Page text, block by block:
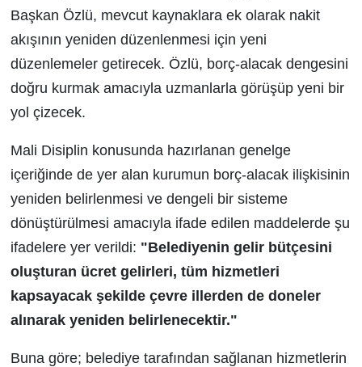
Başkan Özlü, mevcut kaynaklara ek olarak nakit
akışının yeniden düzenlenmesi için yeni
düzenlemeler getirecek. Özlü, borç-alacak dengesini
doğru kurmak amacıyla uzmanlarla görüşüp yeni bir
yol çizecek.
Mali Disiplin konusunda hazırlanan genelge
içeriğinde de yer alan kurumun borç-alacak ilişkisinin
yeniden belirlenmesi ve dengeli bir sisteme
dönüştürülmesi amacıyla ifade edilen maddelerde şu
ifadelere yer verildi: "Belediyenin gelir bütçesini
oluşturan ücret gelirleri, tüm hizmetleri
kapsayacak şekilde çevre illerden de doneler
alınarak yeniden belirlenecektir."
Buna göre; belediye tarafından sağlanan hizmetlerin